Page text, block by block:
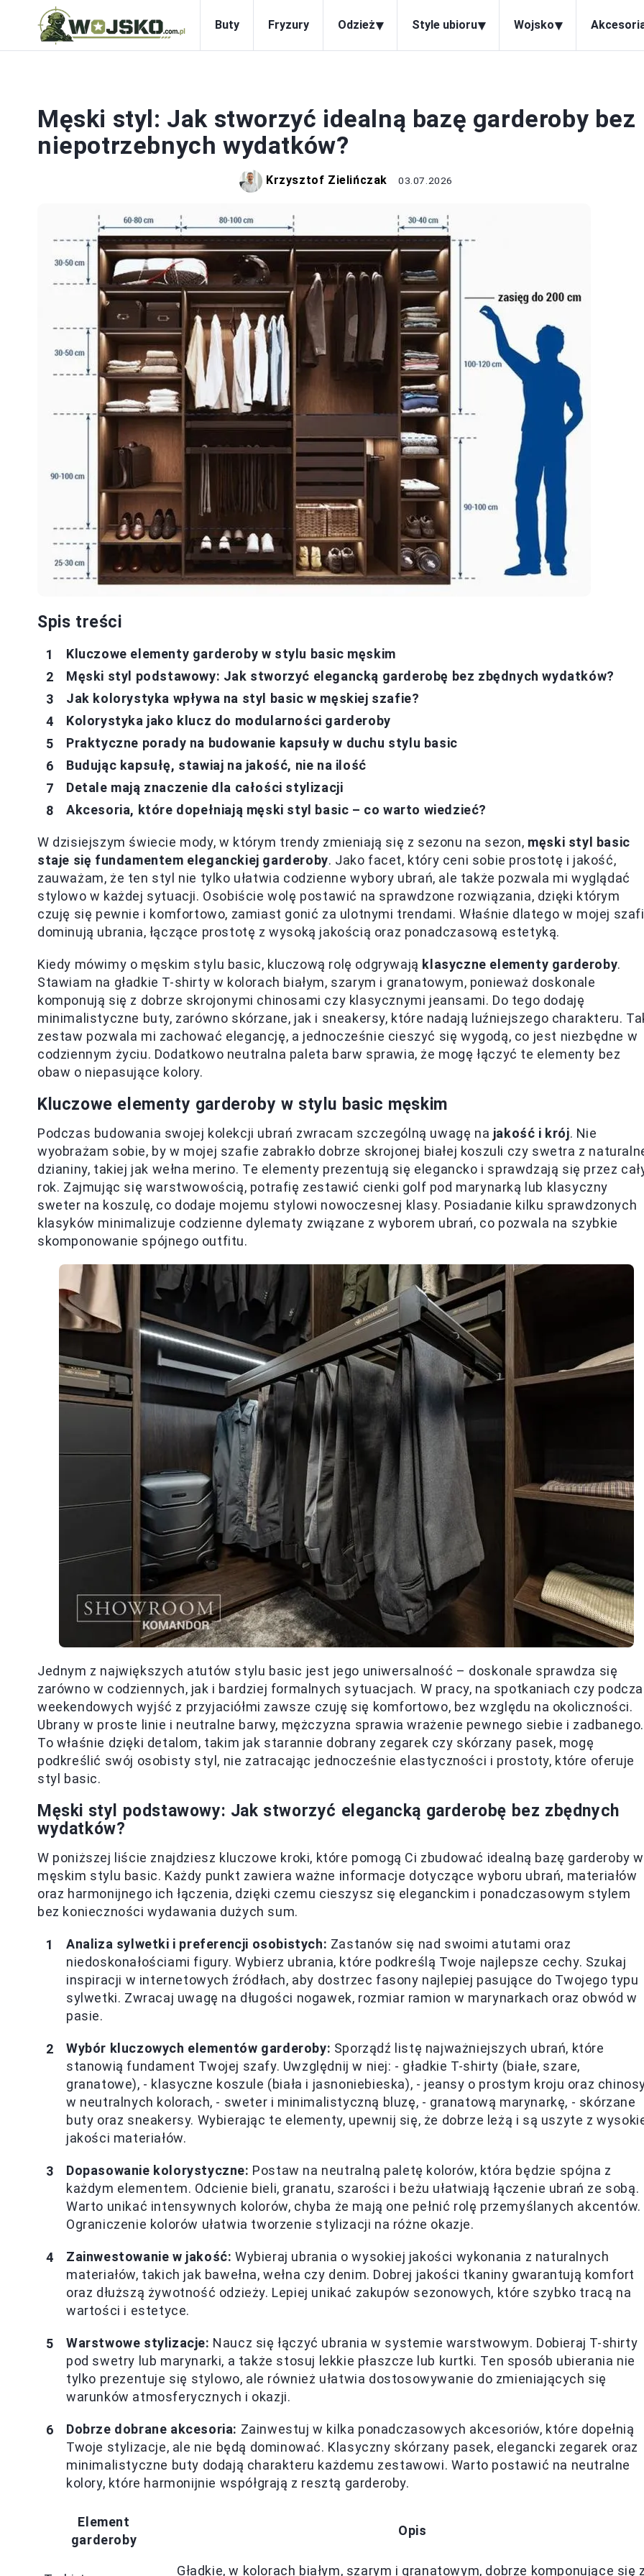
Buty Fryzury Odzież▾ Style ubioru▾ Wojsko▾
Męski styl: Jak stworzyć idealną bazę garderoby bez
niepotrzebnych wydatków?
Krzysztof Zielińczak 03.07.2026
Spis treści
Kluczowe elementy garderoby w stylu basic męskim
Męski styl podstawowy: Jak stworzyć elegancką garderobę bez zbędnych wydatków?
Jak kolorystyka wpływa na styl basic w męskiej szafie?
Kolorystyka jako klucz do modularności garderoby
Praktyczne porady na budowanie kapsuły w duchu stylu basic
Budując kapsułę, stawiaj na jakość, nie na ilość
Detale mają znaczenie dla całości stylizacji
Akcesoria, które dopełniają męski styl basic – co warto wiedzieć?
W dzisiejszym świecie mody, w którym trendy zmieniają się z sezonu na sezon, męski styl basic
staje się fundamentem eleganckiej garderoby. Jako facet, który ceni sobie prostotę i jakość,
zauważam, że ten styl nie tylko ułatwia codzienne wybory ubrań, ale także pozwala mi wyglądać
stylowo w każdej sytuacji. Osobiście wolę postawić na sprawdzone rozwiązania, dzięki którym
czuję się pewnie i komfortowo, zamiast gonić za ulotnymi trendami. Właśnie dlatego w mojej
dominują ubrania, łączące prostotę z wysoką jakością oraz ponadczasową estetyką.
Kiedy mówimy o męskim stylu basic, kluczową rolę odgrywają klasyczne elementy garderoby.
Stawiam na gładkie T-shirty w kolorach białym, szarym i granatowym, ponieważ doskonale
komponują się z dobrze skrojonymi chinosami czy klasycznymi jeansami. Do tego dodaję
minimalistyczne buty, zarówno skórzane, jak i sneakersy, które nadają luźniejszego charakteru.
zestaw pozwala mi zachować elegancję, a jednocześnie cieszyć się wygodą, co jest niezbędne w
codziennym życiu. Dodatkowo neutralna paleta barw sprawia, że mogę łączyć te elementy bez
obaw o niepasujące kolory.
Kluczowe elementy garderoby w stylu basic męskim
Podczas budowania swojej kolekcji ubrań zwracam szczególną uwagę na jakość i krój. Nie
wyobrażam sobie, by w mojej szafie zabrakło dobrze skrojonej białej koszuli czy swetra z
dzianiny, takiej jak wełna merino. Te elementy prezentują się elegancko i sprawdzają się przez
rok. Zajmując się warstwowością, potrafię zestawić cienki golf pod marynarką lub klasyczny
sweter na koszulę, co dodaje mojemu stylowi nowoczesnej klasy. Posiadanie kilku sprawdzonych
klasyków minimalizuje codzienne dylematy związane z wyborem ubrań, co pozwala na szybkie
skomponowanie spójnego outfitu.
Jednym z największych atutów stylu basic jest jego uniwersalność – doskonale sprawdza się
zarówno w codziennych, jak i bardziej formalnych sytuacjach. W pracy, na spotkaniach czy
weekendowych wyjść z przyjaciółmi zawsze czuję się komfortowo, bez względu na okoliczności.
Ubrany w proste linie i neutralne barwy, mężczyzna sprawia wrażenie pewnego siebie i zadbanego.
To właśnie dzięki detalom, takim jak starannie dobrany zegarek czy skórzany pasek, mogę
podkreślić swój osobisty styl, nie zatracając jednocześnie elastyczności i prostoty, które oferuje
styl basic.
Męski styl podstawowy: Jak stworzyć elegancką garderobę bez zbędnych
wydatków?
W poniższej liście znajdziesz kluczowe kroki, które pomogą Ci zbudować idealną bazę garderoby w
męskim stylu basic. Każdy punkt zawiera ważne informacje dotyczące wyboru ubrań, materiałów
oraz harmonijnego ich łączenia, dzięki czemu cieszysz się eleganckim i ponadczasowym stylem
bez konieczności wydawania dużych sum.
Analiza sylwetki i preferencji osobistych: Zastanów się nad swoimi atutami oraz
niedoskonałościami figury. Wybierz ubrania, które podkreślą Twoje najlepsze cechy. Szukaj
inspiracji w internetowych źródłach, aby dostrzec fasony najlepiej pasujące do Twojego typu
sylwetki. Zwracaj uwagę na długości nogawek, rozmiar ramion w marynarkach oraz obwód w
pasie.
Wybór kluczowych elementów garderoby: Sporządź listę najważniejszych ubrań, które
stanowią fundament Twojej szafy. Uwzględnij w niej: - gładkie T-shirty (białe, szare,
granatowe), - klasyczne koszule (biała i jasnoniebieska), - jeansy o prostym kroju oraz
w neutralnych kolorach, - sweter i minimalistyczną bluzę, - granatową marynarkę, - skórzane
buty oraz sneakersy. Wybierając te elementy, upewnij się, że dobrze leżą i są uszyte z
jakości materiałów.
Dopasowanie kolorystyczne: Postaw na neutralną paletę kolorów, która będzie spójna z
każdym elementem. Odcienie bieli, granatu, szarości i beżu ułatwiają łączenie ubrań ze sobą.
Warto unikać intensywnych kolorów, chyba że mają one pełnić rolę przemyślanych akcentów.
Ograniczenie kolorów ułatwia tworzenie stylizacji na różne okazje.
Zainwestowanie w jakość: Wybieraj ubrania o wysokiej jakości wykonania z naturalnych
materiałów, takich jak bawełna, wełna czy denim. Dobrej jakości tkaniny gwarantują komfort
oraz dłuższą żywotność odzieży. Lepiej unikać zakupów sezonowych, które szybko tracą na
wartości i estetyce.
Warstwowe stylizacje: Naucz się łączyć ubrania w systemie warstwowym. Dobieraj T-shirty
pod swetry lub marynarki, a także stosuj lekkie płaszcze lub kurtki. Ten sposób ubierania nie
tylko prezentuje się stylowo, ale również ułatwia dostosowywanie do zmieniających się
warunków atmosferycznych i okazji.
Dobrze dobrane akcesoria: Zainwestuj w kilka ponadczasowych akcesoriów, które dopełnią
Twoje stylizacje, ale nie będą dominować. Klasyczny skórzany pasek, elegancki zegarek oraz
minimalistyczne buty dodają charakteru każdemu zestawowi. Warto postawić na neutralne
kolory, które harmonijnie współgrają z resztą garderoby.
Element
garderoby
Opis
Gładkie, w kolorach białym, szarym i granatowym, dobrze komponujące się